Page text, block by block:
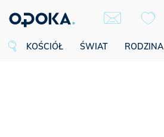
KOŚCIÓŁ ŚWIAT RODZINA